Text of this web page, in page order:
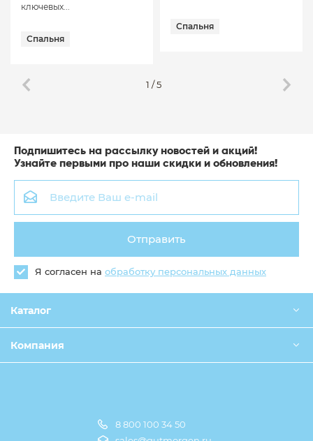
Оплата и доставка
ключевых...
Спальня
Спальня
1 /5
Подпишитесь на рассылку новостей и акций!
Узнайте первыми про наши скидки и обновления!
Отправить
Я согласен на обработку персональных данных
Каталог
Компания
8 800 100 34 50